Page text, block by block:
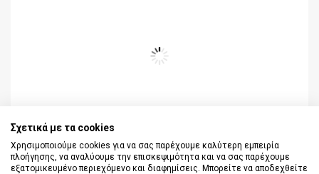
Κλασικοί Θησαυροί: Μαίρη Πόπινς
Pamela L. Travers
Σχετικά με τα cookies
Χρησιμοποιούμε cookies για να σας παρέχουμε καλύτερη εμπειρία
πλοήγησης, να αναλύουμε την επισκεψιμότητα και να σας παρέχουμε
εξατομικευμένο περιεχόμενο και διαφημίσεις. Μπορείτε να αποδεχθείτε